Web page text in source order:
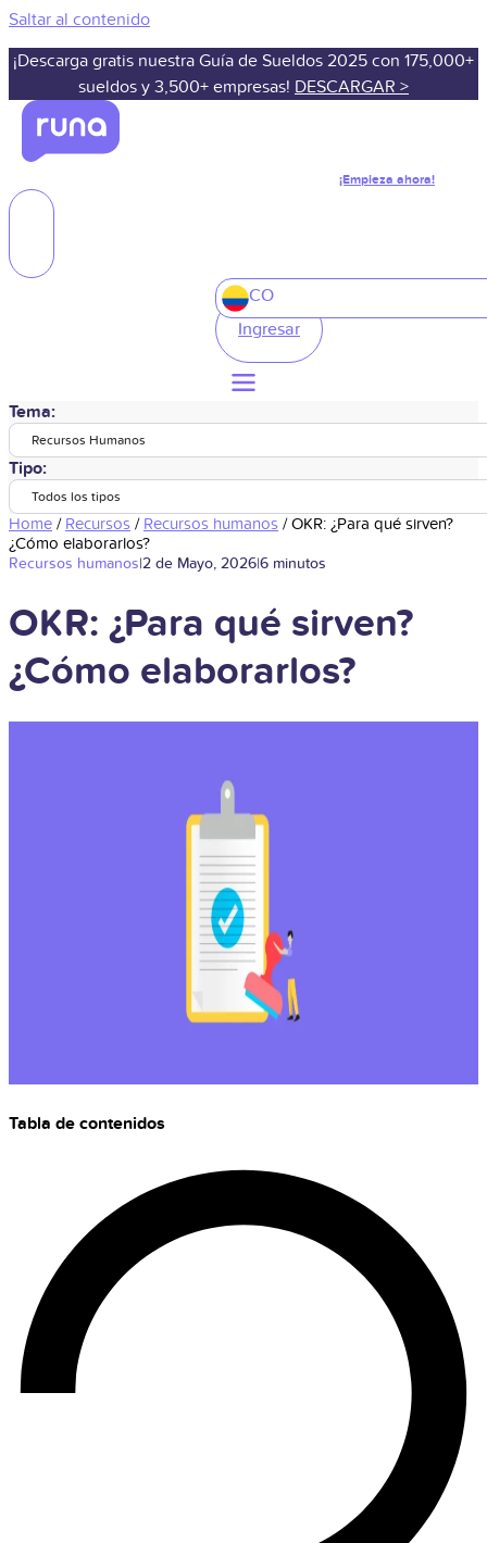
Saltar al contenido
¡Descarga gratis nuestra Guía de Sueldos 2025 con 175,000+
sueldos y 3,500+ empresas! DESCARGAR >
¡Empieza ahora!
CO
Ingresar
Tema:
Recursos Humanos
Tipo:
Todos los tipos
Home / Recursos / Recursos humanos /OKR: ¿Para qué sirven?
¿Cómo elaborarlos?
Recursos humanos|2 de Mayo, 2026|6 minutos
OKR: ¿Para qué sirven?
¿Cómo elaborarlos?
Tabla de contenidos